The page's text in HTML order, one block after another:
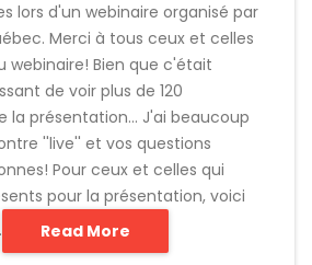
lors d'un webinaire organisé par
Merci à tous ceux et celles
webinaire! Bien que c'était
de voir plus de 120
la présentation... J'ai beaucoup
''live'' et vos questions
Pour ceux et celles qui
pour la présentation, voici
Read More